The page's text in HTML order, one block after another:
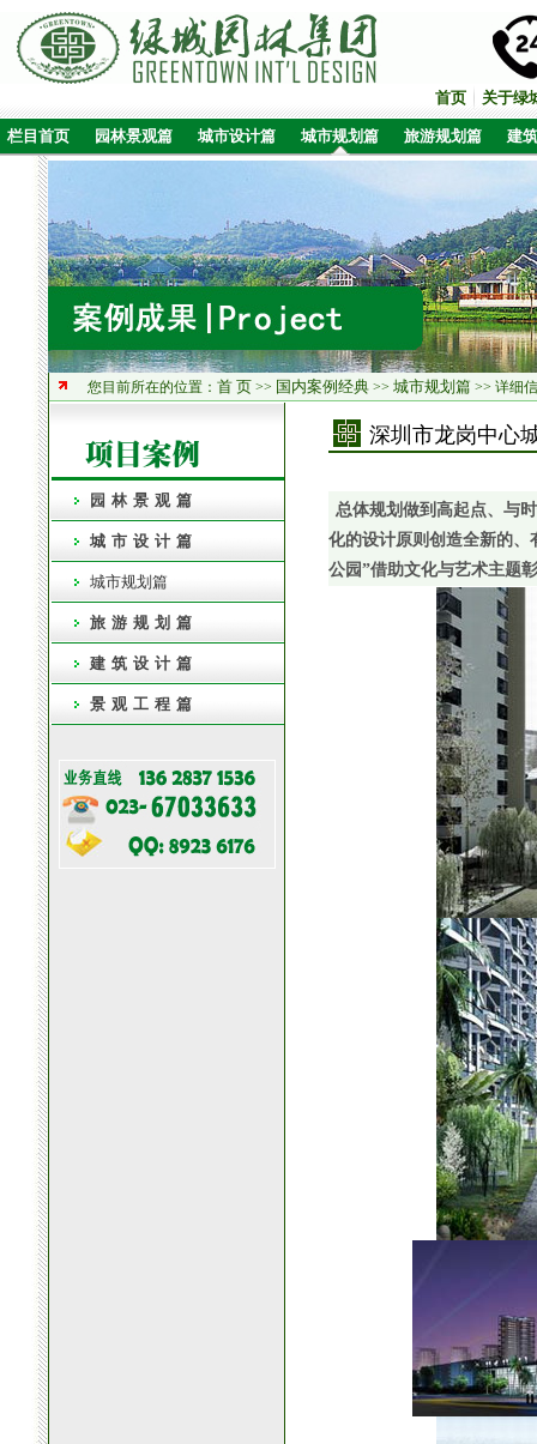
首页 关于绿
栏目首页 园林景观篇 城市设计篇 城市规划篇 旅游规划篇 建
您目前所在的位置： 首 页 >> 国内案例经典 >> 城市规划篇 >> 详细
园林景观篇
城市设计篇
城市规划篇
旅游规划篇
建筑设计篇
景观工程篇
深圳市龙岗中心
总体规划做到高起点、与
化的设计原则创造全新的、
公园”借助文化与艺术主题